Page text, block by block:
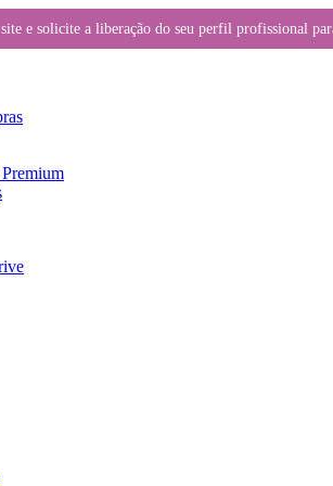
site e solicite a liberação do seu perfil profissional